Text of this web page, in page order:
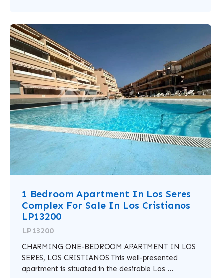
1 Bedroom Apartment In Los Seres
Complex For Sale In Los Cristianos
LP13200
LP13200
CHARMING ONE-BEDROOM APARTMENT IN LOS
SERES, LOS CRISTIANOS This well-presented
apartment is situated in the desirable Los ...